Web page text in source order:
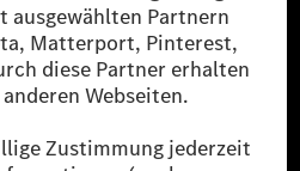
Diese stellen
MB.CHARGE Public eine äquivalente
ins Stromnetz eingespeist wird.
und Solarkraftanlagen, die jünger
nach dem vorgeschriebenen
harmonised Light vehicles Test